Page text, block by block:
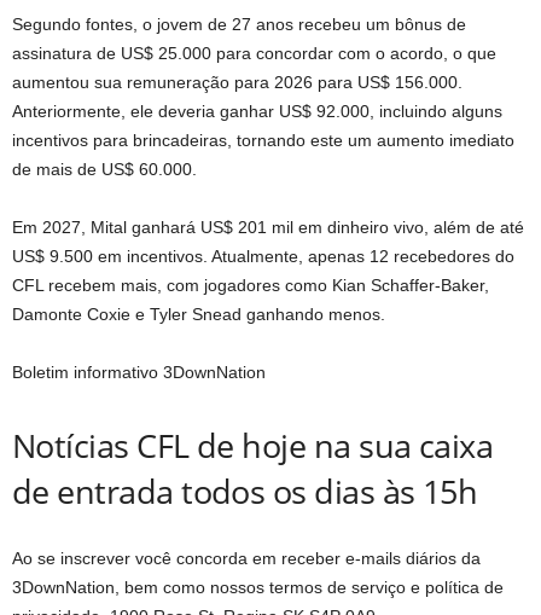
Segundo fontes, o jovem de 27 anos recebeu um bônus de
assinatura de US$ 25.000 para concordar com o acordo, o que
aumentou sua remuneração para 2026 para US$ 156.000.
Anteriormente, ele deveria ganhar US$ 92.000, incluindo alguns
incentivos para brincadeiras, tornando este um aumento imediato
de mais de US$ 60.000.
Em 2027, Mital ganhará US$ 201 mil em dinheiro vivo, além de até
US$ 9.500 em incentivos. Atualmente, apenas 12 recebedores do
CFL recebem mais, com jogadores como Kian Schaffer-Baker,
Damonte Coxie e Tyler Snead ganhando menos.
Boletim informativo 3DownNation
Notícias CFL de hoje na sua caixa
de entrada todos os dias às 15h
Ao se inscrever você concorda em receber e-mails diários da
3DownNation, bem como nossos termos de serviço e política de